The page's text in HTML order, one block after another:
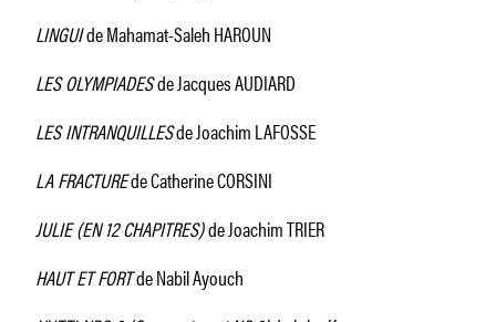
LINGUIde Mahamat-Saleh HAROUN
LES OLYMPIADESde Jacques AUDIARD
LES INTRANQUILLESde Joachim LAFOSSE
LA FRACTUREde Catherine CORSINI
JULIE (EN 12 CHAPITRES)de Joachim TRIER
HAUT ET FORTde Nabil Ayouch